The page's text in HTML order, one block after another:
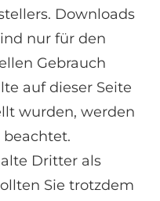
Downloads
nur für den
Gebrauch
auf dieser Seite
wurden, werden
Dritter als
Sie trotzdem